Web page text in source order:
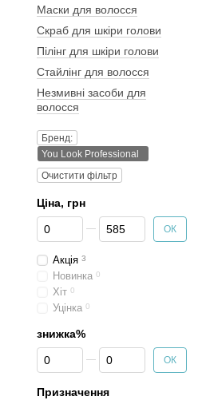
Маски для волосся
Скраб для шкіри голови
Пілінг для шкіри голови
Стайлінг для волосся
Незмивні засоби для
волосся
Бренд:
You Look Professional
Очистити фільтр
Ціна, грн
Від Ціна, грн
До Ціна, грн ОК
Акція 3
Новинка 0
Хіт 0
Уцінка 0
знижка%
Від знижка%
До знижка% ОК
Призначення